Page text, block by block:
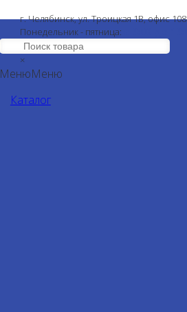
г. Челябинск, ул. Троицкая 1В, офис 108
Понедельник - пятница:
×
МенюМеню
Каталог